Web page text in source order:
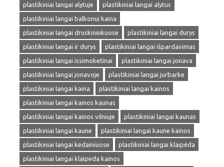
plastikiniai langai alytuje
plastikiniai langai alytus
plastikiniai langai balkonui kaina
plastikiniai langai druskininkuose
plastikiniai langai durys
plastikiniai langai ir durys
plastikiniai langai išpardavimas
plastikiniai langai issimoketinai
plastikiniai langai jonava
plastikiniai langai jonavoje
plastikiniai langai jurbarke
plastikiniai langai kaina
plastikiniai langai kainos
plastikiniai langai kainos kaunas
plastikiniai langai kainos vilniuje
plastikiniai langai kaunas
plastikiniai langai kaune
plastikiniai langai kaune kainos
plastikiniai langai kedainiuose
plastikiniai langai klaipėda
plastikiniai langai klaipeda kainos